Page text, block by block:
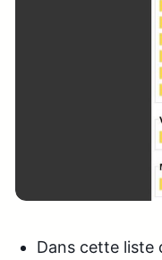
Dans cette liste